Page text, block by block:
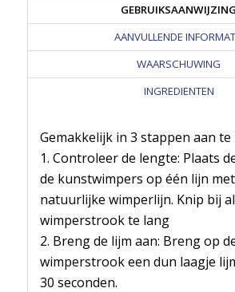
GEBRUIKSAANWIJZING
AANVULLENDE
WAARSCHUWING
INGREDIENTEN
Gemakkelijk in 3 stappen aan
1. Controleer de lengte: Plaats
de kunstwimpers op één lijn
natuurlijke wimperlijn. Knip bij
wimperstrook te lang
2. Breng de lijm aan: Breng op
wimperstrook een dun laagje
30 seconden.